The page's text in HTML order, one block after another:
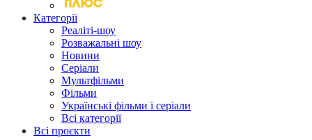
Категорії
Реаліті-шоу
Розважальні шоу
Новини
Серіали
Мультфільми
Фільми
Українські фільми і серіали
Всі категорії
Всі проєкти